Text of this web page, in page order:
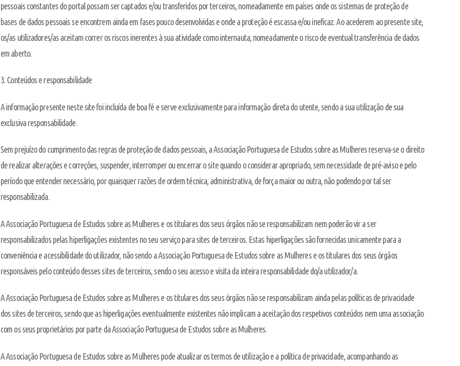
pessoais constantes do portal possam ser captados e/ou transferidos por terceiros, nomeadamente em países onde os sistemas de proteção de
bases de dados pessoais se encontrem ainda em fases pouco desenvolvidas e onde a proteção é escassa e/ou ineficaz. Ao acederem ao presente site,
os/as utilizadores/as aceitam correr os riscos inerentes à sua atividade como internauta, nomeadamente o risco de eventual transferência de dados
em aberto.
3. Conteúdos e responsabilidade
A informação presente neste site foi incluída de boa fé e serve exclusivamente para informação direta do utente, sendo a sua utilização de sua
exclusiva responsabilidade.
Sem prejuízo do cumprimento das regras de proteção de dados pessoais, a Associação Portuguesa de Estudos sobre as Mulheres reserva-se o direito
de realizar alterações e correções, suspender, interromper ou encerrar o site quando o considerar apropriado, sem necessidade de pré-aviso e pelo
período que entender necessário, por quaisquer razões de ordem técnica, administrativa, de força maior ou outra, não podendo por tal ser
responsabilizada.
A Associação Portuguesa de Estudos sobre as Mulheres e os titulares dos seus órgãos não se responsabilizam nem poderão vir a ser
responsabilizados pelas hiperligações existentes no seu serviço para sites de terceiros. Estas hiperligações são fornecidas unicamente para a
conveniência e acessibilidade do utilizador, não sendo a Associação Portuguesa de Estudos sobre as Mulheres e os titulares dos seus órgãos
responsáveis pelo conteúdo desses sites de terceiros, sendo o seu acesso e visita da inteira responsabilidade do/a utilizador/a.
A Associação Portuguesa de Estudos sobre as Mulheres e os titulares dos seus órgãos não se responsabilizam ainda pelas políticas de privacidade
dos sites de terceiros, sendo que as hiperligações eventualmente existentes não implicam a aceitação dos respetivos conteúdos nem uma associação
com os seus proprietários por parte da Associação Portuguesa de Estudos sobre as Mulheres.
A Associação Portuguesa de Estudos sobre as Mulheres pode atualizar os termos de utilização e a política de privacidade, acompanhando as